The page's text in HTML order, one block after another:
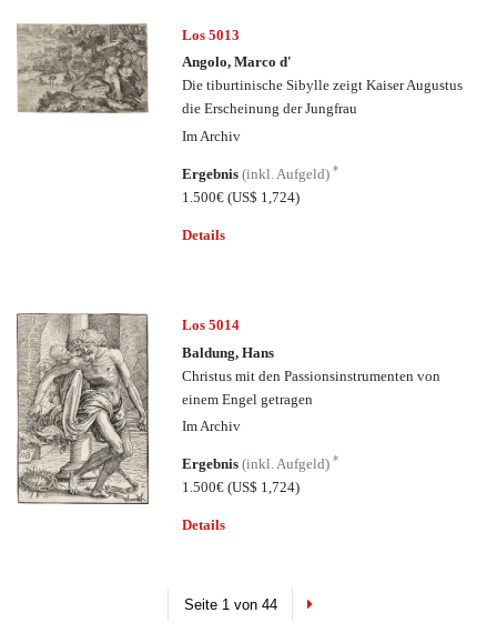
Los 5013
Angolo, Marco d'
Die tiburtinische Sibylle zeigt Kaiser Augustus
die Erscheinung der Jungfrau
Im Archiv
Ergebnis(inkl. Aufgeld)*
1.500€(US$ 1,724)
Details
Los 5014
Baldung, Hans
Christus mit den Passionsinstrumenten von
einem Engel getragen
Im Archiv
Ergebnis(inkl. Aufgeld)*
1.500€(US$ 1,724)
Details
Seite 1 von 44 Next